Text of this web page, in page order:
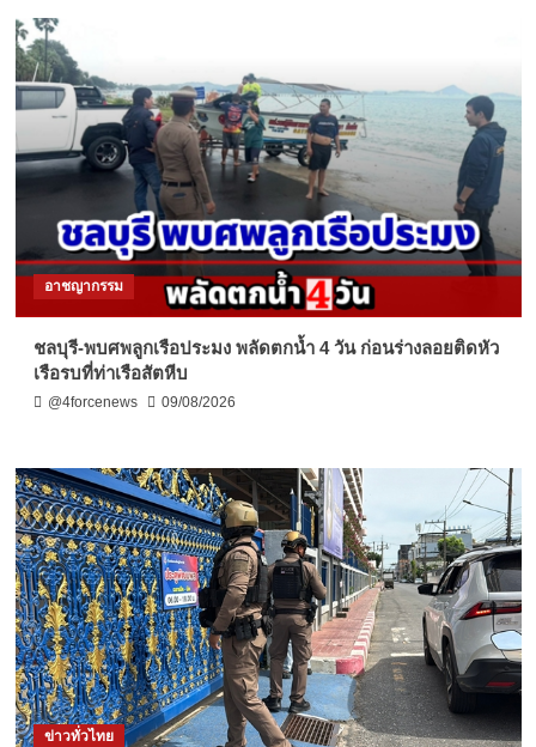
อาชญากรรม
ชลบุรี-พบศพลูกเรือประมง พลัดตกน้ำ 4 วัน ก่อนร่างลอยติดหัว
เรือรบที่ท่าเรือสัตหีบ
@4forcenews 09/08/2026
ข่าวทั่วไทย